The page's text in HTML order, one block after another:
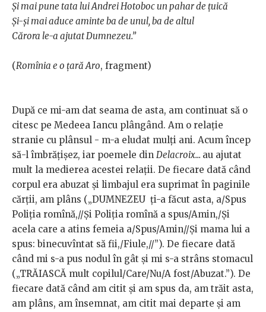
Și mai pune tata lui Andrei Hotoboc un pahar de țuică
Și-și mai aduce aminte ba de unul, ba de altul
Cărora le-a ajutat Dumnezeu.”
(Romînia e o țară Aro, fragment)
După ce mi-am dat seama de asta, am continuat să o
citesc pe Medeea Iancu plângând. Am o relație
stranie cu plânsul - m-a eludat mulți ani. Acum încep
să-l îmbrățișez, iar poemele din Delacroix... au ajutat
mult la medierea acestei relații. De fiecare dată când
corpul era abuzat și limbajul era suprimat în paginile
cărții, am plâns („DUMNEZEU ți-a făcut asta, a/Spus
Poliția romînă,//Și Poliția romînă a spus/Amin,/Și
acela care a atins femeia a/Spus/Amin//Și mama lui a
spus: binecuvîntat să fii,/Fiule,//”). De fiecare dată
când mi s-a pus nodul în gât și mi s-a strâns stomacul
(„TRĂIASCĂ mult copilul/Care/Nu/A fost/Abuzat.”). De
fiecare dată când am citit și am spus da, am trăit asta,
am plâns, am însemnat, am citit mai departe și am